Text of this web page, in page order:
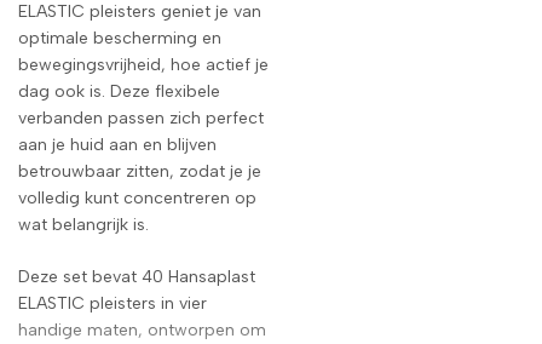
ELASTIC pleisters geniet je van
optimale bescherming en
bewegingsvrijheid, hoe actief je
dag ook is. Deze flexibele
verbanden passen zich perfect
aan je huid aan en blijven
betrouwbaar zitten, zodat je je
volledig kunt concentreren op
wat belangrijk is.
Deze set bevat 40 Hansaplast
ELASTIC pleisters in vier
handige maten, ontworpen om